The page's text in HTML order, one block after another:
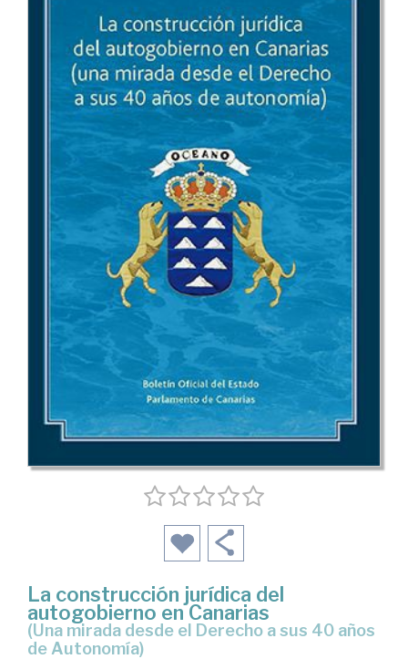
La construcción jurídica del
autogobierno en Canarias
(una mirada desde el Derecho a sus 40 años
de Autonomía)